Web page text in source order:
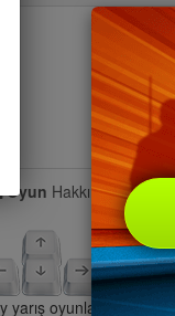
Oyun Hakkında
yarış oyunları